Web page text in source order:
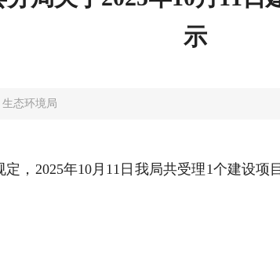
示
态环境局
，2025年10月11日我局共受理1个建设